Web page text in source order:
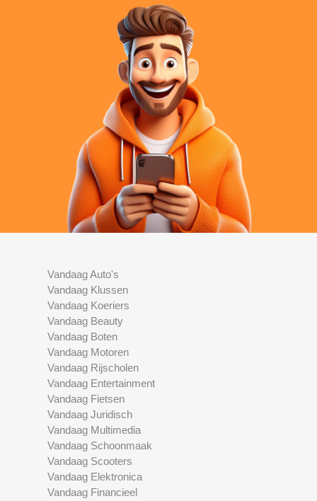
Vandaag Auto's
Vandaag Klussen
Vandaag Koeriers
Vandaag Beauty
Vandaag Boten
Vandaag Motoren
Vandaag Rijscholen
Vandaag Entertainment
Vandaag Fietsen
Vandaag Juridisch
Vandaag Multimedia
Vandaag Schoonmaak
Vandaag Scooters
Vandaag Elektronica
Vandaag Financieel